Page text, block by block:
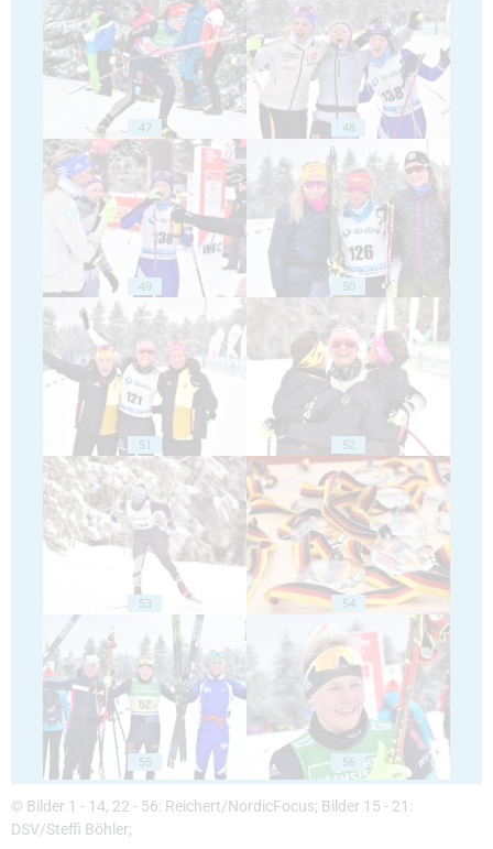
47 48
49 50
51 52
53 54
55 56
© Bilder 1 - 14, 22 - 56: Reichert/NordicFocus; Bilder 15 - 21:
DSV/Steffi Böhler;